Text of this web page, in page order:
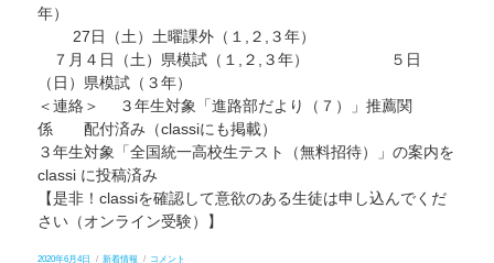
間
～
に
年）
27日（土）土曜課外（１,２,３年）
７月４日（土）県模試（１,２,３年） ５日
（日）県模試（３年）
＜連絡＞ ３年生対象「進路部だより（７）」推薦関
係 配付済み（classiにも掲載）
３年生対象「全国統一高校生テスト（無料招待）」の案内を
classi に投稿済み
【是非！classiを確認して意欲のある生徒は申し込んでくだ
さい（オンライン受験）】
投
2020年6月4日
カ
新着情報
進
コメント